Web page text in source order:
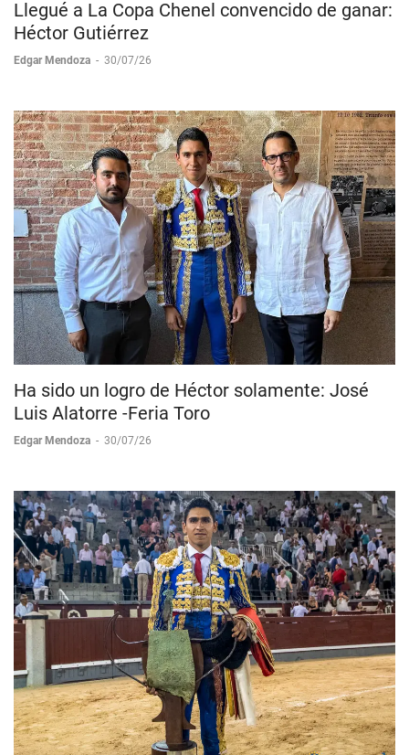
Llegué a La Copa Chenel convencido de ganar:
Héctor Gutiérrez
Edgar Mendoza - 30/07/26
Ha sido un logro de Héctor solamente: José
Luis Alatorre -Feria Toro
Edgar Mendoza - 30/07/26